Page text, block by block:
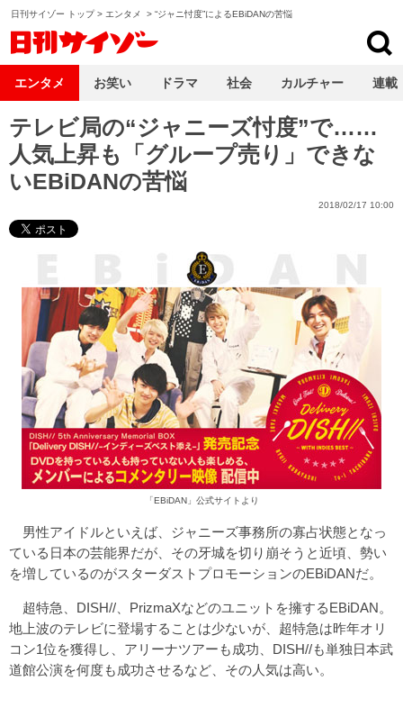
日刊サイゾー トップ> エンタメ > “ジャニ忖度”によるEBiDANの苦悩
テレビ局の“ジャニーズ忖度”で……
人気上昇も「グループ売り」できな
いEBiDANの苦悩
2018/02/17 10:00
「EBiDAN」公式サイトより
男性アイドルといえば、ジャニーズ事務所の寡占状態となっ
ている日本の芸能界だが、その牙城を切り崩そうと近頃、勢い
を増しているのがスターダストプロモーションのEBiDANだ。
超特急、DISH//、PrizmaXなどのユニットを擁するEBiDAN。
地上波のテレビに登場することは少ないが、超特急は昨年オリ
コン1位を獲得し、アリーナツアーも成功、DISH//も単独日本武
道館公演を何度も成功させるなど、その人気は高い。
エンタメ お笑い ドラマ 社会 カルチャー 連載